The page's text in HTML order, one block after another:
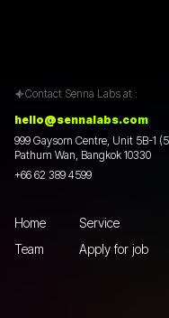
Contact Senna Labs at :
hello@sennalabs.com
999 Gaysorn Centre, Unit 5B-1
Pathum Wan, Bangkok 10330
+66 62 389 4599
Home Service
Team
Apply for job